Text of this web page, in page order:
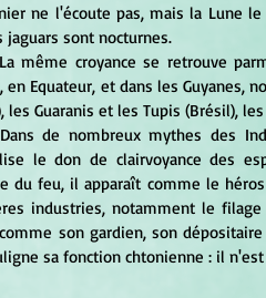
ne l'écoute pas, mais la Lune
jaguars sont nocturnes.
en Equateur, et dans les Guyanes,
les Guaranis et les Tupis (Brésil),
le don de clairvoyance des
du feu, il apparaît comme le
industries, notamment le
son gardien, son
sa fonction chtonienne : il